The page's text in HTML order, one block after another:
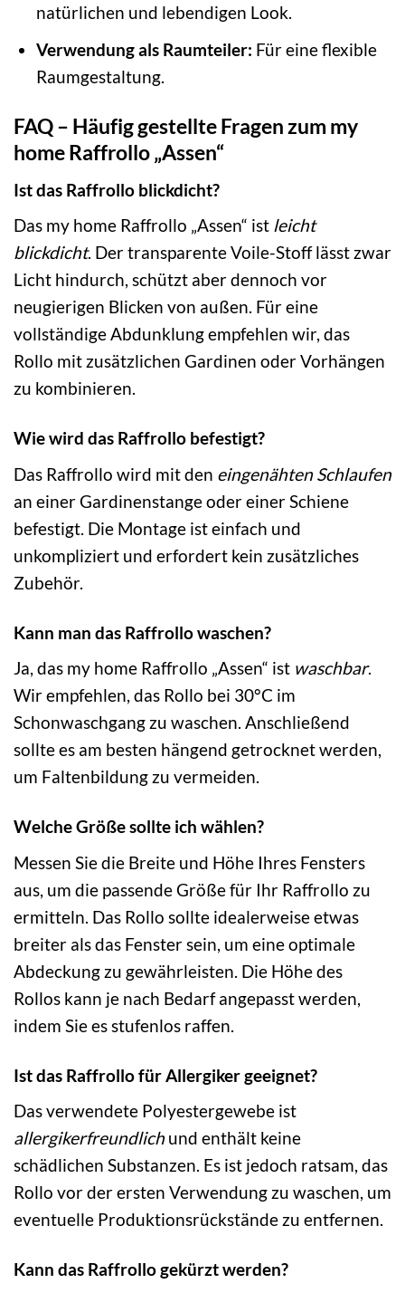
natürlichen und lebendigen Look.
Verwendung als Raumteiler: Für eine flexible
Raumgestaltung.
FAQ – Häufig gestellte Fragen zum my
home Raffrollo „Assen“
Ist das Raffrollo blickdicht?
Das my home Raffrollo „Assen“ ist leicht
blickdicht. Der transparente Voile-Stoff lässt zwar
Licht hindurch, schützt aber dennoch vor
neugierigen Blicken von außen. Für eine
vollständige Abdunklung empfehlen wir, das
Rollo mit zusätzlichen Gardinen oder Vorhängen
zu kombinieren.
Wie wird das Raffrollo befestigt?
Das Raffrollo wird mit den eingenähten Schlaufen
an einer Gardinenstange oder einer Schiene
befestigt. Die Montage ist einfach und
unkompliziert und erfordert kein zusätzliches
Zubehör.
Kann man das Raffrollo waschen?
Ja, das my home Raffrollo „Assen“ ist waschbar.
Wir empfehlen, das Rollo bei 30°C im
Schonwaschgang zu waschen. Anschließend
sollte es am besten hängend getrocknet werden,
um Faltenbildung zu vermeiden.
Welche Größe sollte ich wählen?
Messen Sie die Breite und Höhe Ihres Fensters
aus, um die passende Größe für Ihr Raffrollo zu
ermitteln. Das Rollo sollte idealerweise etwas
breiter als das Fenster sein, um eine optimale
Abdeckung zu gewährleisten. Die Höhe des
Rollos kann je nach Bedarf angepasst werden,
indem Sie es stufenlos raffen.
Ist das Raffrollo für Allergiker geeignet?
Das verwendete Polyestergewebe ist
allergikerfreundlichund enthält keine
schädlichen Substanzen. Es ist jedoch ratsam, das
Rollo vor der ersten Verwendung zu waschen, um
eventuelle Produktionsrückstände zu entfernen.
Kann das Raffrollo gekürzt werden?